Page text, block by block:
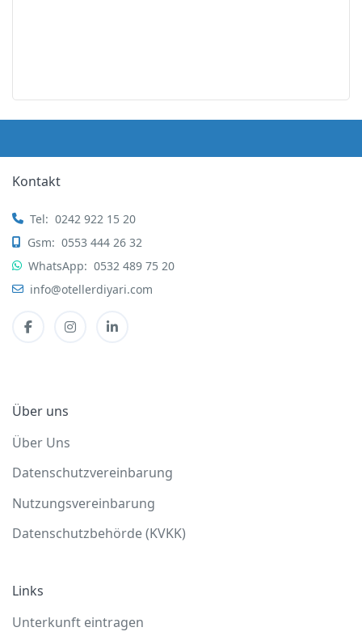
Kontakt
Tel: 0242 922 15 20
Gsm: 0553 444 26 32
WhatsApp: 0532 489 75 20
info@otellerdiyari.com
Über uns
Über Uns
Datenschutzvereinbarung
Nutzungsvereinbarung
Datenschutzbehörde (KVKK)
Links
Unterkunft eintragen